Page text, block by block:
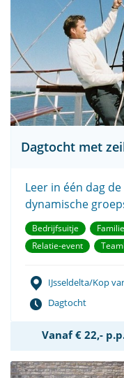
Dagtocht met
Leer in één dag
dynamische
Bedrijfsuitje
Relatie-event
IJsseldelta/Kop
Dagtocht
Vanaf € 22,-